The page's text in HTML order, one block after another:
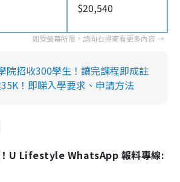
$20,540
院招收300學生！讀完課程即成註
！即睇入學要求、申請方法
U Lifestyle WhatsApp 報料專線: